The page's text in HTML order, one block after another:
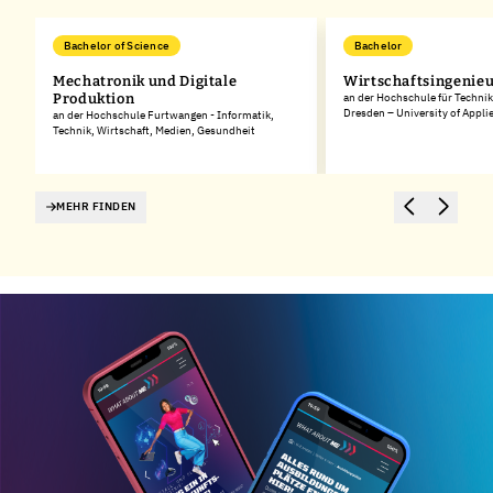
Bachelor of Science
Mechatronik und Digitale
Produktion
an der Hochschule Furtwangen - Informatik,
Technik, Wirtschaft, Medien, Gesundheit
Bachelor
an der Hochschule für
Dresden – University of
MEHR FINDEN